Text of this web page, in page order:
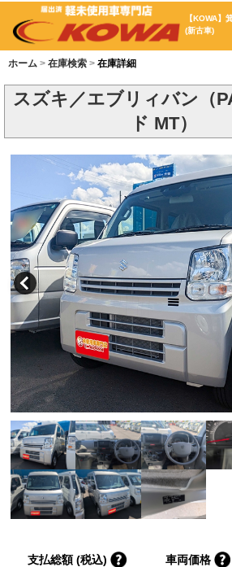
【KOWA】
(新古車)
ホーム 在庫検索 在庫詳細
スズキ／エブリィバン（
ド MT）
支払総額 (税込) 車両価格